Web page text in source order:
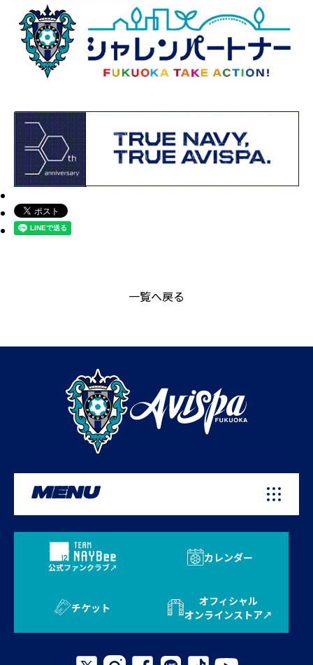
一覧へ戻る
MENU
公式ファンクラブ
カレンダー
チケット
オフィシャル
オンラインストア